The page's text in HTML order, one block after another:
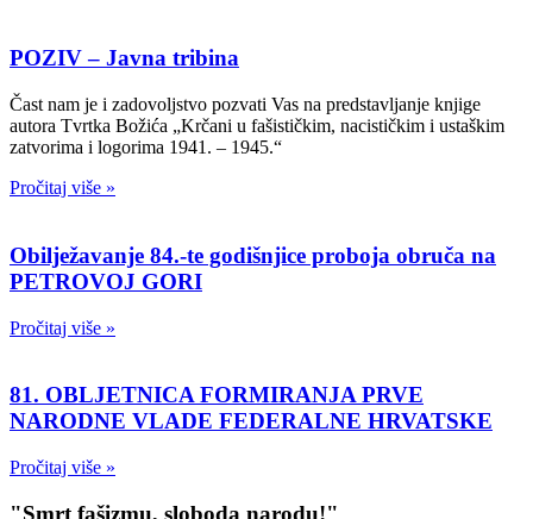
POZIV – Javna tribina
Čast nam je i zadovoljstvo pozvati Vas na predstavljanje knjige
autora Tvrtka Božića „Krčani u fašističkim, nacističkim i ustaškim
zatvorima i logorima 1941. – 1945.“
Pročitaj više »
Obilježavanje 84.-te godišnjice proboja obruča na
PETROVOJ GORI
Pročitaj više »
81. OBLJETNICA FORMIRANJA PRVE
NARODNE VLADE FEDERALNE HRVATSKE
Pročitaj više »
"Smrt fašizmu, sloboda narodu!"